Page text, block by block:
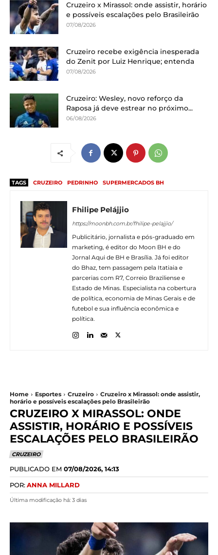
Cruzeiro x Mirassol: onde assistir, horário
e possíveis escalações pelo Brasileirão
07/08/2026
Cruzeiro recebe exigência inesperada
do Zenit por Luiz Henrique; entenda
07/08/2026
Cruzeiro: Wesley, novo reforço da
Raposa já deve estrear no próximo...
06/08/2026
TAGS CRUZEIRO PEDRINHO SUPERMERCADOS BH
Fhilipe Pelájjio
https://moonbh.com.br/fhilipe-pelajjio/
Publicitário, jornalista e pós-graduado em
marketing, é editor do Moon BH e do
Jornal Aqui de BH e Brasília. Já foi editor
do Bhaz, tem passagem pela Itatiaia e
parcerias com R7, Correio Braziliense e
Estado de Minas. Especialista na cobertura
de política, economia de Minas Gerais e de
futebol e sua influência econômica e
política.